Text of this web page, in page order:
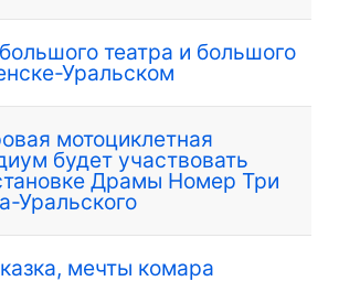
театра и большого
Уральском
мотоциклетная
будет участвовать
Драмы Номер Три
Уральского
мечты комара